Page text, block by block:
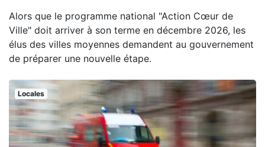
Alors que le programme national "Action Cœur de
Ville" doit arriver à son terme en décembre 2026, les
élus des villes moyennes demandent au gouvernement
de préparer une nouvelle étape.
Locales